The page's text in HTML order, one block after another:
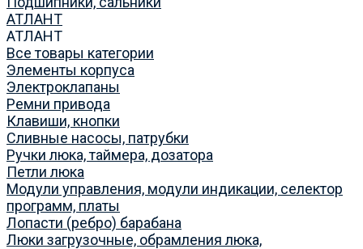
АТЛАНТ
АТЛАНТ
Все товары категории
Элементы корпуса
Электроклапаны
Ремни привода
Клавиши, кнопки
Сливные насосы, патрубки
Ручки люка, таймера, дозатора
Петли люка
Модули управления, модули индикации, селектор
программ, платы
Лопасти (ребро) барабана
Люки загрузочные, обрамления люка,